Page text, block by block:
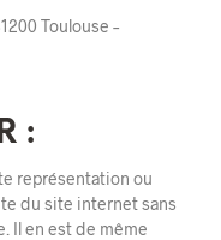
Toulouse –
:
représentation ou
du site internet sans
Il en est de même